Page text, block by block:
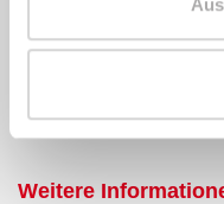
128 kWh
Weitere